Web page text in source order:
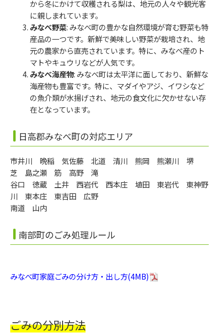
から冬にかけて収穫される梨は、地元の人々や観光客
に親しまれています。
みなべ野菜: みなべ町の豊かな自然環境が育む野菜も特
産品の一つです。新鮮で美味しい野菜が栽培され、地
元の農家から直売されています。特に、みなべ産のト
マトやキュウリなどが人気です。
みなべ海産物: みなべ町は太平洋に面しており、新鮮な
海産物も豊富です。特に、マダイやアジ、イワシなど
の魚介類が水揚げされ、地元の食文化に欠かせない存
在となっています。
日高郡みなべ町の対応エリア
市井川 晩稲 気佐藤 北道 清川 熊岡 熊瀬川 堺
芝 島之瀬 筋 高野 滝
谷口 徳蔵 土井 西岩代 西本庄 埴田 東岩代 東神野
川 東本庄 東吉田 広野
南道 山内
南部町のごみ処理ルール
みなべ町家庭ごみの分け方・出し方(4MB)
ごみの分別方法